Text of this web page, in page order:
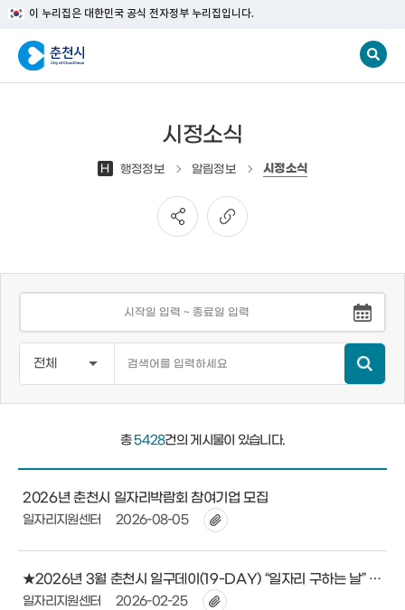
이 누리집은 대한민국 공식 전자정부 누리집입니다.
시정소식
H 행정정보 알림정보 시정소식
총5428건의 게시물이 있습니다.
2026년 춘천시 일자리박람회 참여기업 모집
일자리지원센터 2026-08-05
★2026년 3월 춘천시 일구데이(19-DAY) “일자리 구하는 날” 참여업체 모집
일자리지원센터 2026-02-25